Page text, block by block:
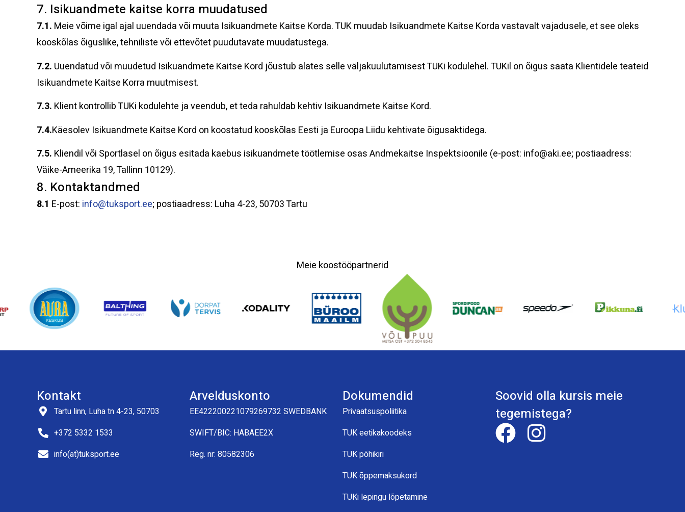
7. Isikuandmete kaitse korra muudatused
7.1. Meie võime igal ajal uuendada või muuta Isikuandmete Kaitse Korda. TUK muudab Isikuandmete Kaitse Korda vastavalt vajadusele, et see oleks
kooskõlas õiguslike, tehniliste või ettevõtet puudutavate muudatustega.
7.2. Uuendatud või muudetud Isikuandmete Kaitse Kord jõustub alates selle väljakuulutamisest TUKi kodulehel. TUKil on õigus saata Klientidele teateid
Isikuandmete Kaitse Korra muutmisest.
7.3. Klient kontrollib TUKi kodulehte ja veendub, et teda rahuldab kehtiv Isikuandmete Kaitse Kord.
7.4.Käesolev Isikuandmete Kaitse Kord on koostatud kooskõlas Eesti ja Euroopa Liidu kehtivate õigusaktidega.
7.5. Kliendil või Sportlasel on õigus esitada kaebus isikuandmete töötlemise osas Andmekaitse Inspektsioonile (e-post: info@aki.ee; postiaadress:
Väike-Ameerika 19, Tallinn 10129).
8. Kontaktandmed
8.1 E-post: info@tuksport.ee; postiaadress: Luha 4-23, 50703 Tartu
Meie koostööpartnerid
Kontakt
Tartu linn, Luha tn 4-23, 50703
+372 5332 1533
info(at)tuksport.ee
Arvelduskonto
EE422200221079269732 SWEDBANK
SWIFT/BIC: HABAEE2X
Reg. nr: 80582306
Dokumendid
Privaatsuspoliitika
TUK eetikakoodeks
TUK põhikiri
TUK õppemaksukord
TUKi lepingu lõpetamine
Soovid olla kursis meie
tegemistega?